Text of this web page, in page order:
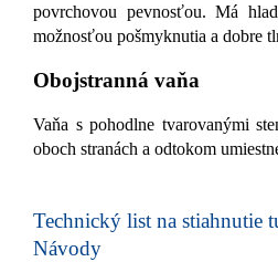
povrchovou pevnosťou. Má
možnosťou pošmyknutia a dobre
Obojstranná vaňa
Vaňa s pohodlne tvarovanými
oboch stranách a odtokom
Technický list na stiahnutie
Návody